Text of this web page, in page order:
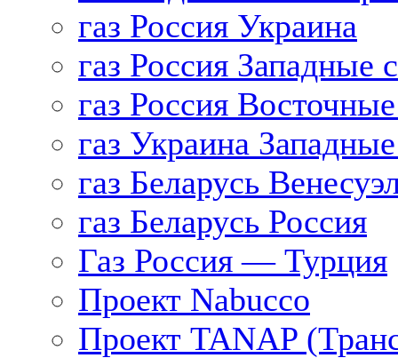
газ Россия Украина
газ Россия Западные
газ Россия
газ Украина
газ Беларусь
газ Беларусь Россия
Газ Россия — Турция
Проект Nabucco
Проект TANAP